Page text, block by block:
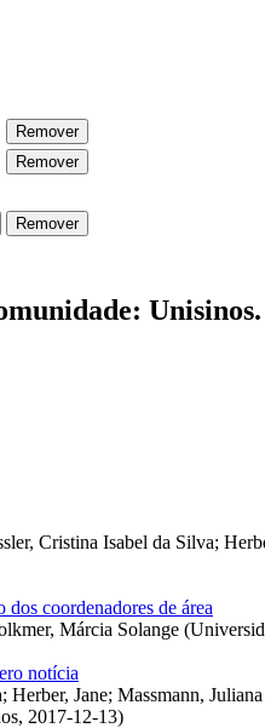
Unisinos.
Cristina Isabel da Silva;
coordenadores de área
Márcia Solange (
notícia
; Herber, Jane; Massmann,
, 2017-12-13)